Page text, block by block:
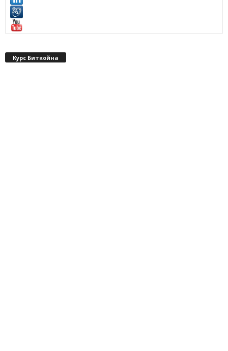
Курс Биткойна